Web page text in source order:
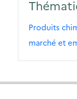
Produits
marché et